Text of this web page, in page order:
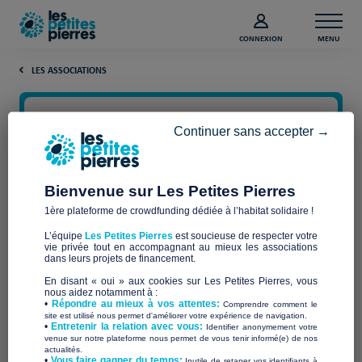
CONNEXION MENU
LES ASSOCIATIONS
SOUS LE MEME CIEL
Bienvenue sur Les Petites Pierres
1ère plateforme de crowdfunding dédiée à l’habitat solidaire !
L’équipe Les Petites Pierres est soucieuse de respecter votre
vie privée tout en accompagnant au mieux les associations
dans leurs projets de financement.
En disant « oui » aux cookies sur Les Petites Pierres, vous
nous aidez notamment à :
• Répondre au mieux à vos attentes:Comprendre comment le
site est utilisé nous permet d'améliorer votre expérience de navigation.
•Entretenir la relation avec vous: Identifier anonymement votre
venue sur notre plateforme nous permet de vous tenir informé(e) de nos
actualités.
Continuer sans accepter →